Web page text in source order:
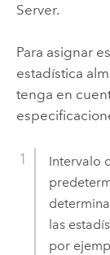
Server.
Para asignar
estadística
tenga en
Intervalo
las
por